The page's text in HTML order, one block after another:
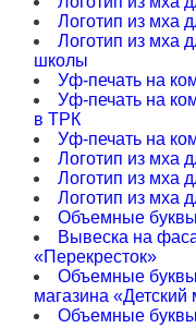
Логотип из мха
Логотип из мха
школы
Уф-печать на
Уф-печать на
в ТРК
Уф-печать на
Логотип из мха
Логотип из мха
Логотип из мха
Объемные
Вывеска на
«Перекресток»
Объемные буквы
магазина «Детский
Объемные буквы